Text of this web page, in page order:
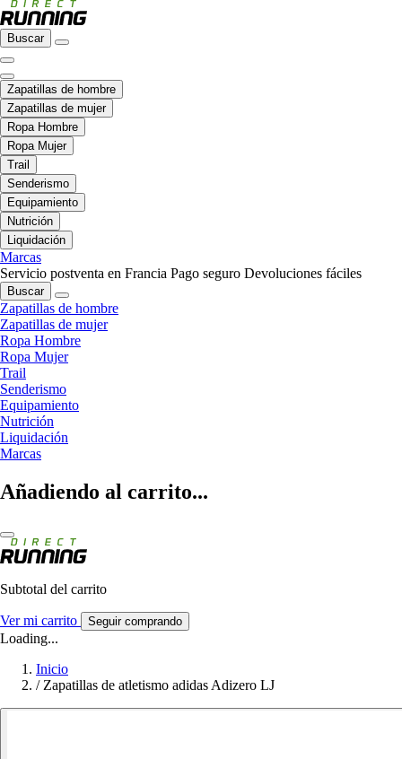
Buscar
Zapatillas de hombre
Zapatillas de mujer
Ropa Hombre
Ropa Mujer
Trail
Senderismo
Equipamiento
Nutrición
Liquidación
Marcas
Servicio postventa en Francia Pago seguro Devoluciones fáciles
Buscar
Zapatillas de hombre
Zapatillas de mujer
Ropa Hombre
Ropa Mujer
Trail
Senderismo
Equipamiento
Nutrición
Liquidación
Marcas
Añadiendo al carrito...
Subtotal del carrito
Ver mi carrito Seguir comprando
Loading...
Inicio
/ Zapatillas de atletismo adidas Adizero LJ